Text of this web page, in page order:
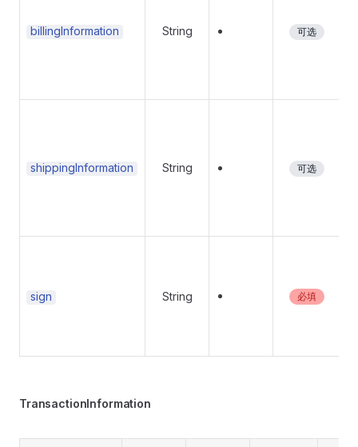
billingInformation String 可选
shippingInformation String 可选
sign String 必填
TransactionInformation